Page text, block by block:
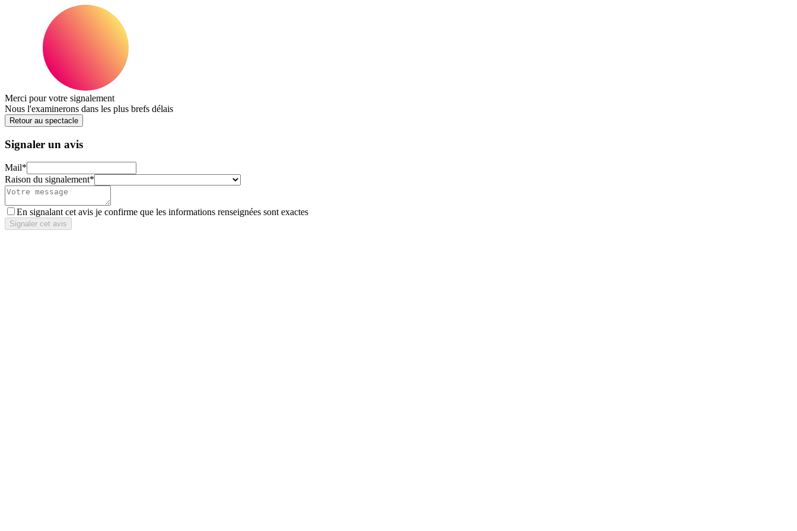
Merci pour votre signalement
Nous l'examinerons dans les plus brefs délais
Retour au spectacle
Signaler un avis
Mail*
Raison du signalement*
En signalant cet avis je confirme que les informations renseignées sont exactes
Signaler cet avis